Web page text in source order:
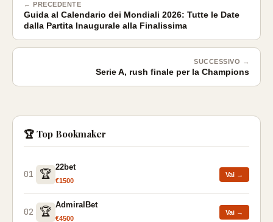
← PRECEDENTE
Guida al Calendario dei Mondiali 2026: Tutte le Date
dalla Partita Inaugurale alla Finalissima
SUCCESSIVO →
Serie A, rush finale per la Champions
🏆 Top Bookmaker
01 🏆
22bet
€1500
Vai →
02 🏆
AdmiralBet
€4500
Vai →